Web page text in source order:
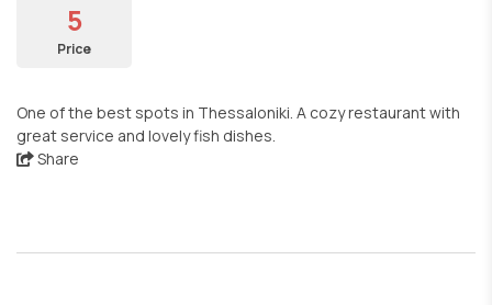
5
Price
One of the best spots in Thessaloniki. A cozy restaurant with
great service and lovely fish dishes.
Share